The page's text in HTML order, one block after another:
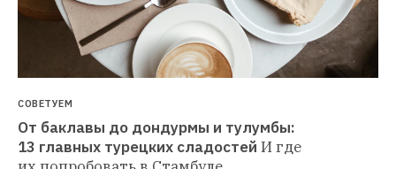
СОВЕТУЕМ
От баклавы до дондурмы и тулумбы:
13 главных турецких сладостей И где